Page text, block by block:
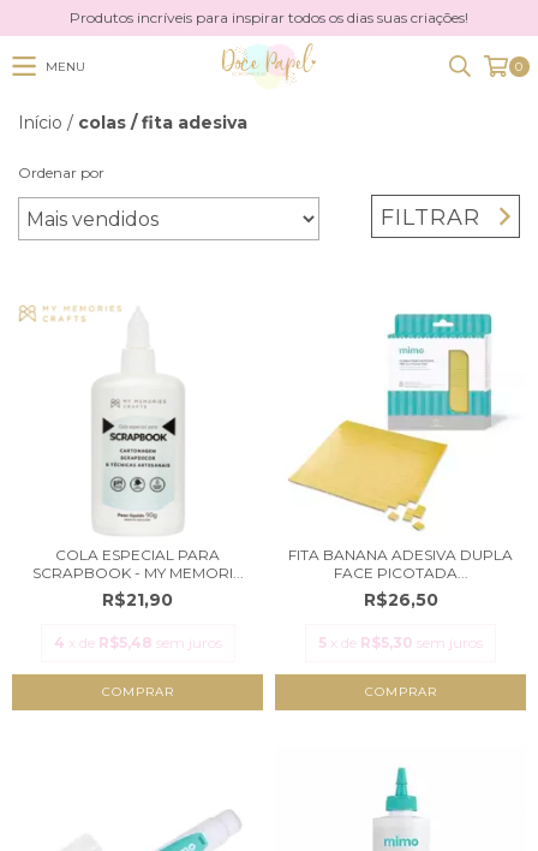
Produtos incríveis para inspirar todos os dias suas criações!
MENU 0
Início / colas / fita adesiva
Ordenar por
FILTRAR
COLA ESPECIAL PARA
SCRAPBOOK - MY MEMORI...
R$21,90
4 x de R$5,48 sem juros
FITA BANANA ADESIVA DUPLA
FACE PICOTADA...
R$26,50
5 x de R$5,30 sem juros